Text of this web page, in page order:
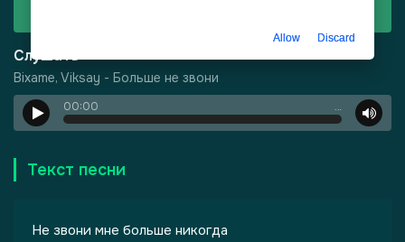
Слушать
Bixame, Viksay - Больше не звони
00:00 …
Текст песни
Не звони мне больше никогда
Allow Discard